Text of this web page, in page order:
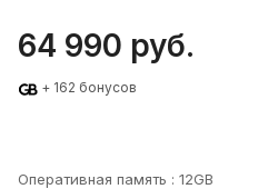
64 990 руб.
+ 162 бонусов
Оперативная память : 12GB